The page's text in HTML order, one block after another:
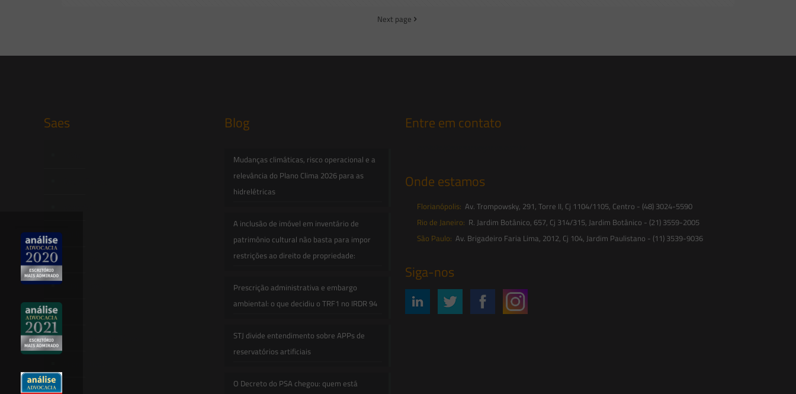
Next page
Saes Blog
Mudanças climáticas, risco operacional e a
relevância do Plano Clima 2026 para as
hidrelétricas
A inclusão de imóvel em inventário de
patrimônio cultural não basta para impor
restrições ao direito de propriedade:
Prescrição administrativa e embargo
ambiental: o que decidiu o TRF1 no IRDR 94
STJ divide entendimento sobre APPs de
reservatórios artificiais
O Decreto do PSA chegou: quem está
Entre em contato
Onde estamos
Florianópolis: Av. Trompowsky, 291, Torre II, Cj 1104/1105, Centro - (48) 3024-5590
Rio de Janeiro: R. Jardim Botânico, 657, Cj 314/315, Jardim Botânico - (21) 3559-2005
São Paulo: Av. Brigadeiro Faria Lima, 2012, Cj 104, Jardim Paulistano - (11) 3539-9036
Siga-nos